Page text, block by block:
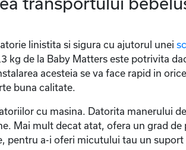
linistita si sigura cu ajutorul unei
kg de la Baby Matters este potrivita
acesteia se va face rapid in
buna calitate.
cu masina. Datorita manerului
Mai mult decat atat, ofera un grad
pentru a-i oferi micutului tau un